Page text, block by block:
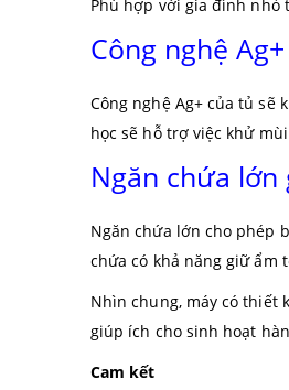
Phù hợp với gia đình nhỏ
Công nghệ
Công nghệ Ag+ của tủ
học sẽ hỗ trợ việc khử
Ngăn chứa
Ngăn chứa lớn cho phép
chứa có khả năng giữ ẩm
Nhìn chung, máy có thiết
giúp ích cho sinh hoạt
Cam kết